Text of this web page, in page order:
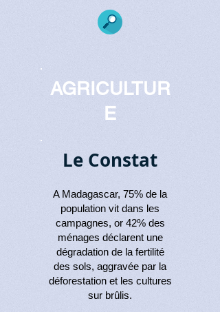
AGRICULTUR
E
Le Constat
A Madagascar, 75% de la
population vit dans les
campagnes, or 42% des
ménages déclarent une
dégradation de la fertilité
des sols, aggravée par la
déforestation et les cultures
sur brûlis.